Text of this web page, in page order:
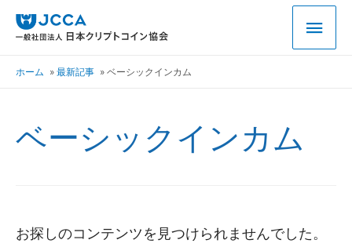
ホーム 最新記事 ベーシックインカム
ベーシックインカム
お探しのコンテンツを見つけられませんでした。